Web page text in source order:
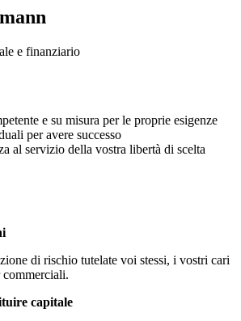
e finanziario
e su misura per le proprie esigenze
per avere successo
al servizio della vostra libertà di scelta
di rischio tutelate voi stessi, i vostri cari
capitale